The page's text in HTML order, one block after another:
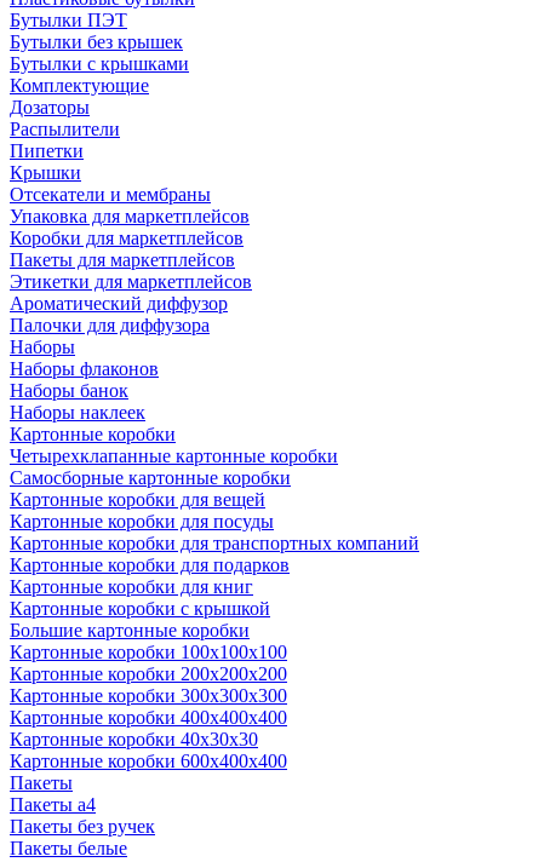
Бутылки ПЭТ
Бутылки без крышек
Бутылки с крышками
Комплектующие
Дозаторы
Распылители
Пипетки
Крышки
Отсекатели и мембраны
Упаковка для маркетплейсов
Коробки для маркетплейсов
Пакеты для маркетплейсов
Этикетки для маркетплейсов
Ароматический диффузор
Палочки для диффузора
Наборы
Наборы флаконов
Наборы банок
Наборы наклеек
Картонные коробки
Четырехклапанные картонные коробки
Самосборные картонные коробки
Картонные коробки для вещей
Картонные коробки для посуды
Картонные коробки для транспортных компаний
Картонные коробки для подарков
Картонные коробки для книг
Картонные коробки с крышкой
Большие картонные коробки
Картонные коробки 100x100x100
Картонные коробки 200x200x200
Картонные коробки 300x300x300
Картонные коробки 400x400x400
Картонные коробки 40x30x30
Картонные коробки 600x400x400
Пакеты
Пакеты а4
Пакеты без ручек
Пакеты белые